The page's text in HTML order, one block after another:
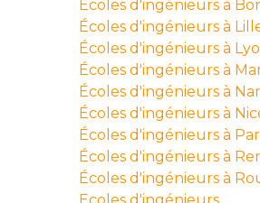
Écoles d'ingénieurs à
Écoles d'ingénieurs à
Écoles d'ingénieurs à
Écoles d'ingénieurs à
Écoles d'ingénieurs à
Écoles d'ingénieurs à
Écoles d'ingénieurs à
Écoles d'ingénieurs à
Écoles d'ingénieurs à